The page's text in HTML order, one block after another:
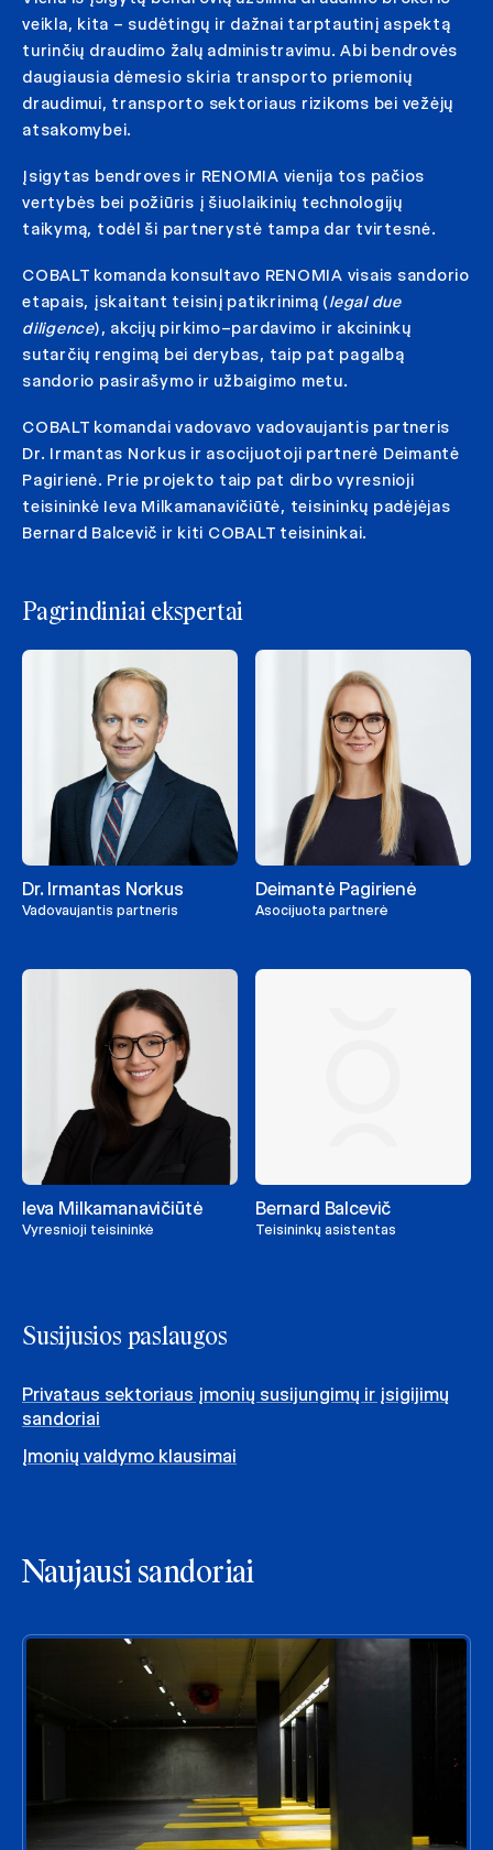
veikla, kita – sudėtingų ir dažnai tarptautinį aspektą
turinčių draudimo žalų administravimu. Abi bendrovės
daugiausia dėmesio skiria transporto priemonių
draudimui, transporto sektoriaus rizikoms bei vežėjų
atsakomybei.
Įsigytas bendroves ir RENOMIA vienija tos pačios
vertybės bei požiūris į šiuolaikinių technologijų
taikymą, todėl ši partnerystė tampa dar tvirtesnė.
COBALT komanda konsultavo RENOMIA visais sandorio
etapais, įskaitant teisinį patikrinimą (legal due
diligence), akcijų pirkimo–pardavimo ir akcininkų
sutarčių rengimą bei derybas, taip pat pagalbą
sandorio pasirašymo ir užbaigimo metu.
COBALT komandai vadovavo vadovaujantis partneris
Dr. Irmantas Norkus ir asocijuotoji partnerė Deimantė
Pagirienė. Prie projekto taip pat dirbo vyresnioji
teisininkė Ieva Milkamanavičiūtė, teisininkų padėjėjas
Bernard Balcevič ir kiti COBALT teisininkai.
Pagrindiniai ekspertai
Dr. Irmantas Norkus
Vadovaujantis partneris
Deimantė Pagirienė
Asocijuota partnerė
Ieva Milkamanavičiūtė
Vyresnioji teisininkė
Bernard Balcevič
Teisininkų asistentas
Susijusios paslaugos
Privataus sektoriaus įmonių susijungimų ir įsigijimų
sandoriai
Įmonių valdymo klausimai
Naujausi sandoriai